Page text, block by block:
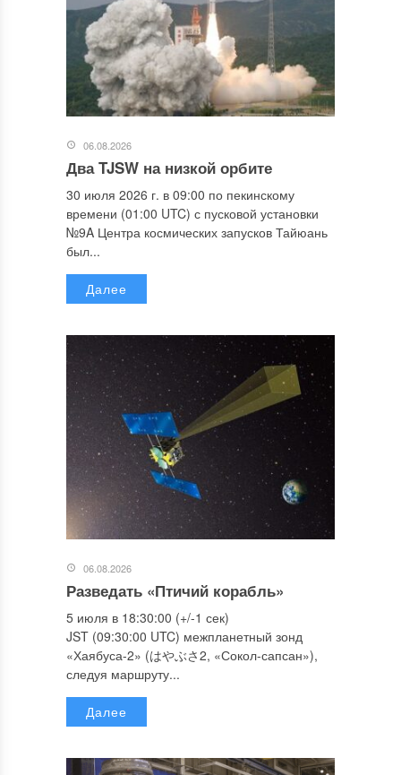
06.08.2026
Два TJSW на низкой орбите
30 июля 2026 г. в 09:00 по пекинскому
времени (01:00 UTC) с пусковой установки
№9A Центра космических запусков Тайюань
был...
Далее
06.08.2026
Разведать «Птичий корабль»
5 июля в 18:30:00 (+/-1 сек)
JST (09:30:00 UTC) межпланетный зонд
«Хаябуса-2» (はやぶさ2, «Сокол-сапсан»),
следуя маршруту...
Далее